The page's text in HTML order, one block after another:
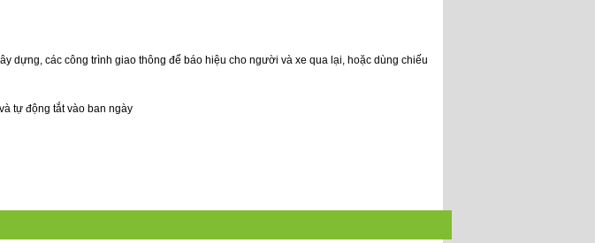
dựng, các công trình giao thông để báo hiệu cho người và xe qua lại, hoặc dùng chiếu
tự động tắt vào ban ngày